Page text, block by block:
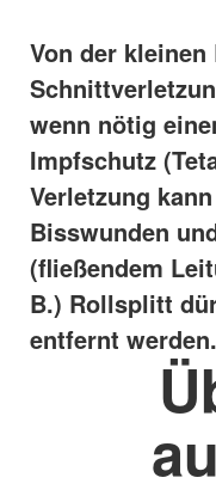
Von der
wenn nötig
Impfschutz
Verletzung
Bisswunden
(fließendem
B.) Rollsplitt
entfernt werden.